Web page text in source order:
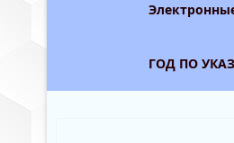
ГОД ПО